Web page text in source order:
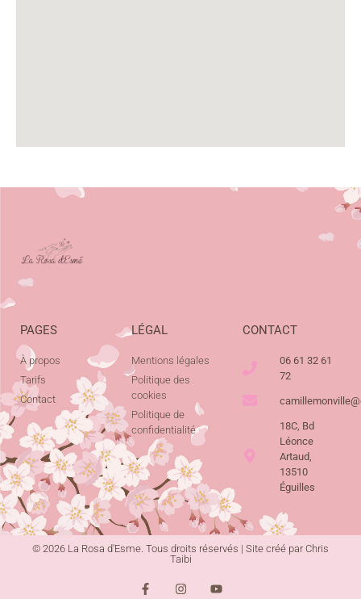
PAGES
À propos
Tarifs
Contact
LÉGAL
Mentions légales
Politique des
cookies
Politique de
confidentialité
CONTACT
06 61 32 61
72
18C, Bd
Léonce
Artaud,
13510
Éguilles
© 2026 La Rosa d'Esme. Tous droits réservés | Site créé par Chris
Taibi